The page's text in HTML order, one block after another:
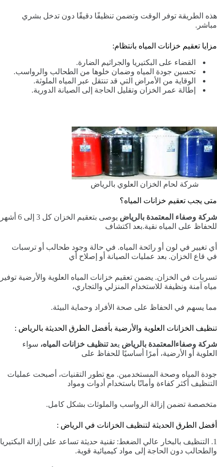
هذه الطريقة توفر الوقت وتضمن تنظيفًا دقيقًا دون تدخل بشري
مباشر.
مزايا تعقيم خزانات المياه بانتظام:
القضاء على البكتيريا والجراثيم الضارة.
تحسين جودة المياه وضمان خلوها من الطحالب والرواسب.
الوقاية من الأمراض التي قد تنتقل عبر المياه الملوثة.
إطالة عمر الخزان وتقليل الحاجة إلى الصيانة الدورية.
شركة لحام الخزان العلوي بالرياض
متى يجب تعقيم خزانات المياه؟
شركة وصفاء المعتمدة بالرياض
يوصى بتعقيم الخزان كل 3 إلى 6 أشهر
للحفاظ على المياه نقية.بعد اكتشاف
أي تغيير في لون أو رائحة المياه. في حالة وجود طحالب أو ترسبات
في قاع الخزان. بعد عمليات الصيانة أو إصلاح أي
تسربات في الخزان. يضمن تعقيم خزانات المياه العلوية والأرضية توفير
مياه آمنة ونظيفة للاستخدام المنزلي والتجاري،
مما يسهم في الحفاظ على صحة الأفراد وحماية البيئة.
تنظيف الخزانات العلوية والأرضية بأفضل الطرق الحديثة بالرياض :
شركة وصفاءالمعتمدة بالرياض يعد تنظيف خزانات المياه، سواء
العلوية أو الأرضية، أمرًا أساسيًا للحفاظ على
جودة المياه وصحة المستخدمين. مع تطور التقنيات، أصبحت عمليات
التنظيف أكثر كفاءة وأمانًا باستخدام أدوات ومواد
متخصصة تضمن إزالة الرواسب والملوثات بشكل كامل.
أفضل الطرق الحديثة لتنظيف الخزانات في الرياض :
1. التنظيف بالبخار عالي الضغط: تقنية حديثة تساعد على إزالة البكتيريا
والطحالب دون الحاجة إلى مواد كيميائية قوية.